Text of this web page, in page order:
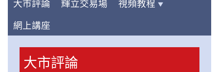
大市評論 輝立交易場
視頻教程
網上講座
大市評論